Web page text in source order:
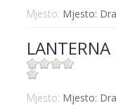
Mjesto: Mjesto:
LANTERNA
Mjesto: Mjesto: